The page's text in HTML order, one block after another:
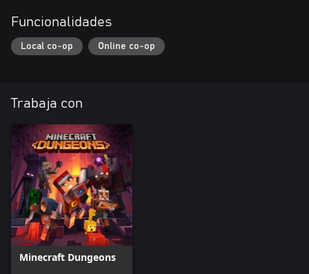
Funcionalidades
Local co-op Online co-op
Trabaja con
Minecraft Dungeons